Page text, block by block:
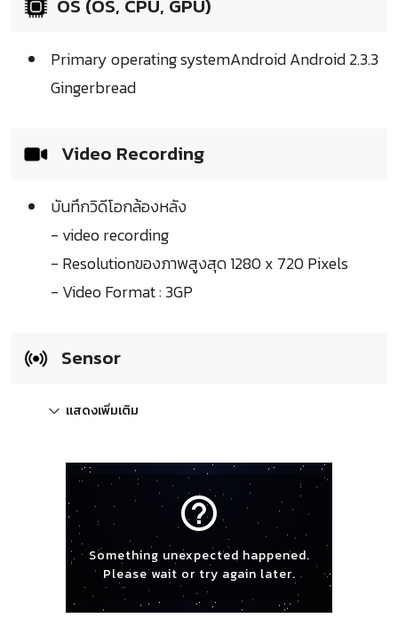
OS (OS, CPU, GPU)
Primary operating systemAndroid Android 2.3.3
Gingerbread
Video Recording
บันทึกวิดีโอกล้องหลัง
- video recording
- Resolutionของภาพสูงสุด 1280 x 720 Pixels
- Video Format : 3GP
Sensor
แสดงเพิ่มเติม
help_outline
Something unexpected happened.
Please wait or try again later.